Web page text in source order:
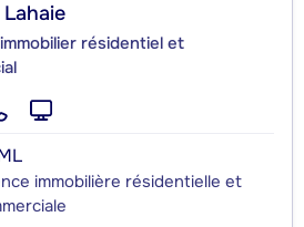
résidentiel et
immobilière résidentielle et